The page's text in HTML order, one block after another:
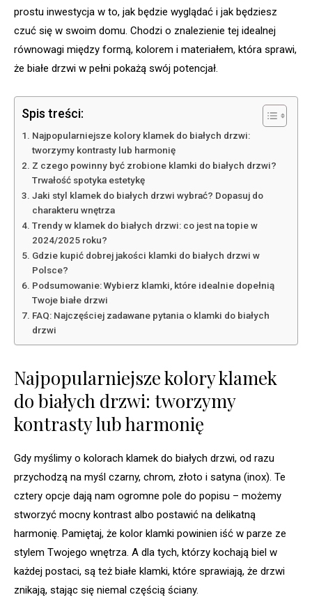
prostu inwestycja w to, jak będzie wyglądać i jak będziesz
czuć się w swoim domu. Chodzi o znalezienie tej idealnej
równowagi między formą, kolorem i materiałem, która sprawi,
że białe drzwi w pełni pokażą swój potencjał.
Spis treści:
Najpopularniejsze kolory klamek do białych drzwi:
tworzymy kontrasty lub harmonię
Z czego powinny być zrobione klamki do białych drzwi?
Trwałość spotyka estetykę
Jaki styl klamek do białych drzwi wybrać? Dopasuj do
charakteru wnętrza
Trendy w klamek do białych drzwi: co jest na topie w
2024/2025 roku?
Gdzie kupić dobrej jakości klamki do białych drzwi w
Polsce?
Podsumowanie: Wybierz klamki, które idealnie dopełnią
Twoje białe drzwi
FAQ: Najczęściej zadawane pytania o klamki do białych
drzwi
Najpopularniejsze kolory klamek
do białych drzwi: tworzymy
kontrasty lub harmonię
Gdy myślimy o kolorach klamek do białych drzwi, od razu
przychodzą na myśl czarny, chrom, złoto i satyna (inox). Te
cztery opcje dają nam ogromne pole do popisu – możemy
stworzyć mocny kontrast albo postawić na delikatną
harmonię. Pamiętaj, że kolor klamki powinien iść w parze ze
stylem Twojego wnętrza. A dla tych, którzy kochają biel w
każdej postaci, są też białe klamki, które sprawiają, że drzwi
znikają, stając się niemal częścią ściany.